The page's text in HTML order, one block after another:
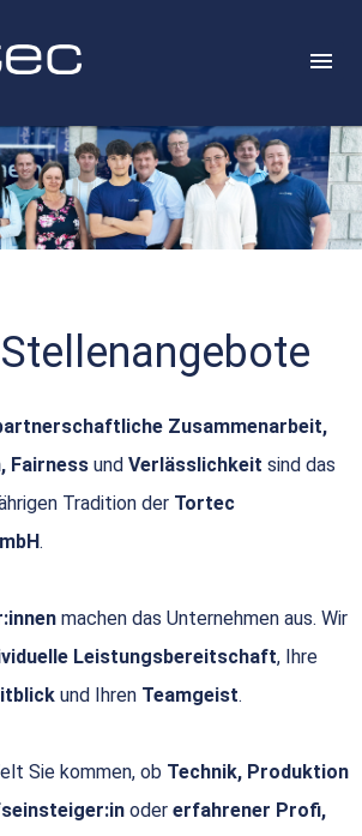
Zusammenarbeit,
Fairness und Verlässlichkeit sind das
Tradition der Tortec
.
machen das Unternehmen aus. Wir
Leistungsbereitschaft, Ihre
und Ihren Teamgeist.
Sie kommen, ob Technik, Produktion
oder erfahrener Profi,